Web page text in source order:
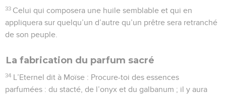
33 Celui qui composera une huile semblable et qui en
appliquera sur quelqu’un d’autre qu’un prêtre sera retranché
de son peuple.
La fabrication du parfum sacré
34 L’Eternel dit à Moïse : Procure-toi des essences
parfumées : du stacté, de l’onyx et du galbanum ; il y aura